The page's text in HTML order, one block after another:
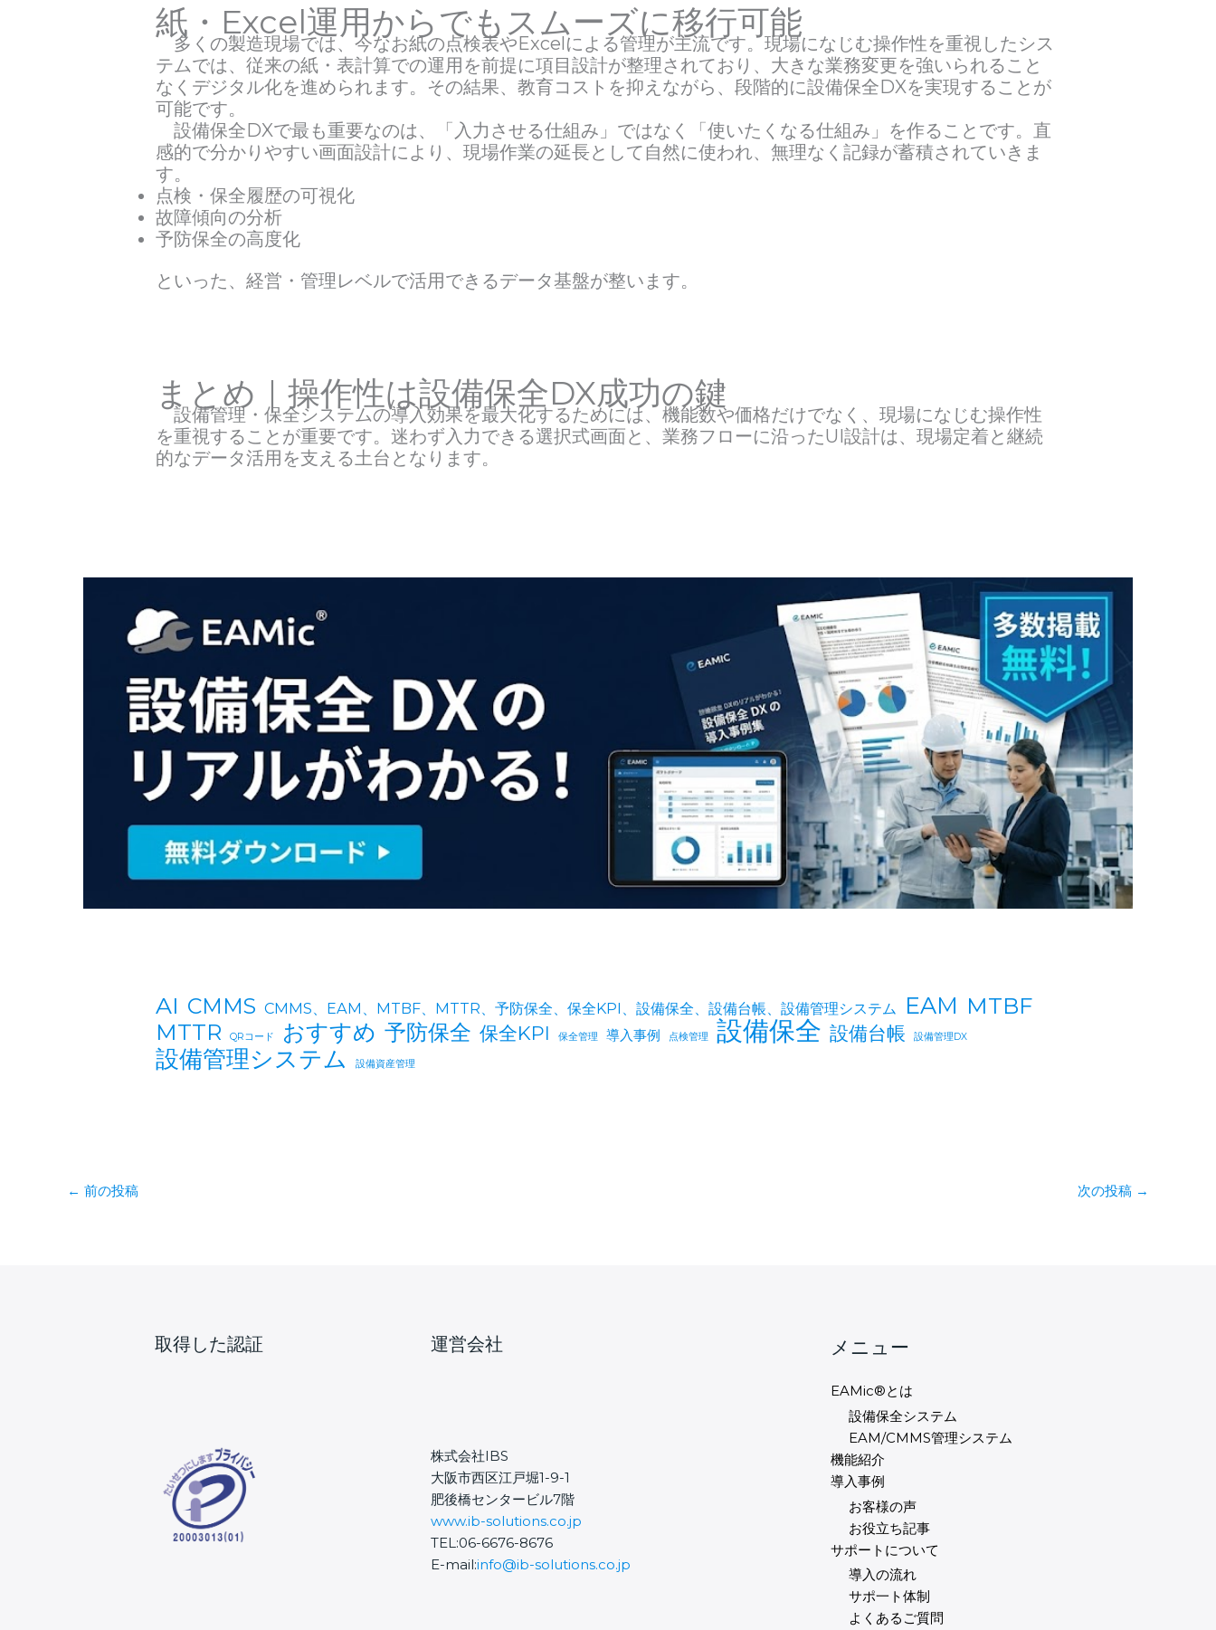
紙・Excel運用からでもスムーズに移行可能
多くの製造現場では、今なお紙の点検表やExcelによる管理が主流です。現場になじむ操作性を重視したシス
テムでは、従来の紙・表計算での運用を前提に項目設計が整理されており、大きな業務変更を強いられること
なくデジタル化を進められます。その結果、教育コストを抑えながら、段階的に設備保全DXを実現することが
可能です。
設備保全DXで最も重要なのは、「入力させる仕組み」ではなく「使いたくなる仕組み」を作ることです。直
感的で分かりやすい画面設計により、現場作業の延長として自然に使われ、無理なく記録が蓄積されていきま
す。
点検・保全履歴の可視化
故障傾向の分析
予防保全の高度化
といった、経営・管理レベルで活用できるデータ基盤が整います。
まとめ｜操作性は設備保全DX成功の鍵
設備管理・保全システムの導入効果を最大化するためには、機能数や価格だけでなく、現場になじむ操作性
を重視することが重要です。迷わず入力できる選択式画面と、業務フローに沿ったUI設計は、現場定着と継続
的なデータ活用を支える土台となります。
AI CMMS CMMS、EAM、MTBF、MTTR、予防保全、保全KPI、設備保全、設備台帳、設備管理システム EAM MTBF
MTTR
QRコード おすすめ 予防保全 保全KPI 保全管理 導入事例 点検管理 設備保全 設備台帳 設備管理DX
設備管理システム 設備資産管理
← 前の投稿 次の投稿 →
取得した認証 運営会社
株式会社IBS
大阪市西区江戸堀1-9-1
肥後橋センタービル7階
www.ib-solutions.co.jp
TEL:06-6676-8676
E-mail:info@ib-solutions.co.jp
メニュー
EAMic®とは
設備保全システム
EAM/CMMS管理システム
機能紹介
導入事例
お客様の声
お役立ち記事
サポートについて
導入の流れ
サポ一ト体制
よくあるご質問